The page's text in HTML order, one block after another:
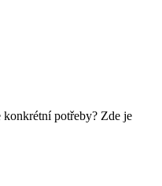
konkrétní potřeby? Zde je